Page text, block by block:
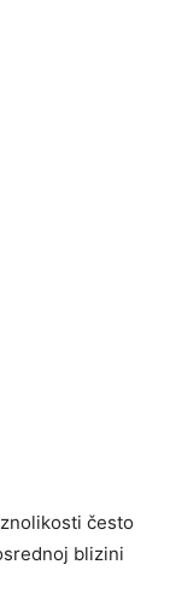
često
blizini